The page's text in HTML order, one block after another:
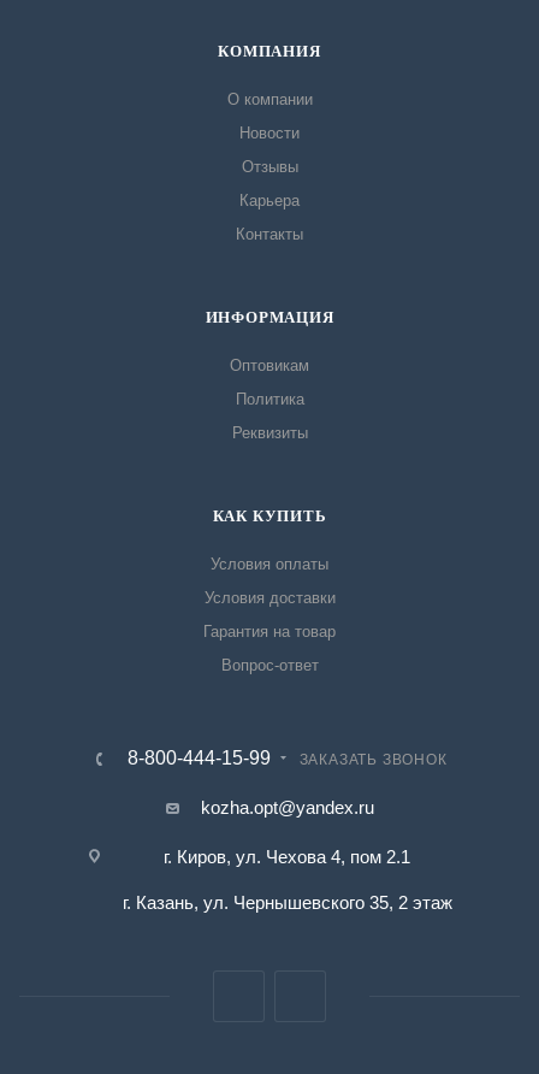
КОМПАНИЯ
О компании
Новости
Отзывы
Карьера
Контакты
ИНФОРМАЦИЯ
Оптовикам
Политика
Реквизиты
КАК КУПИТЬ
Условия оплаты
Условия доставки
Гарантия на товар
Вопрос-ответ
8-800-444-15-99 ЗАКАЗАТЬ ЗВОНОК
kozha.opt@yandex.ru
г. Киров, ул. Чехова 4, пом 2.1
г. Казань, ул. Чернышевского 35, 2 этаж